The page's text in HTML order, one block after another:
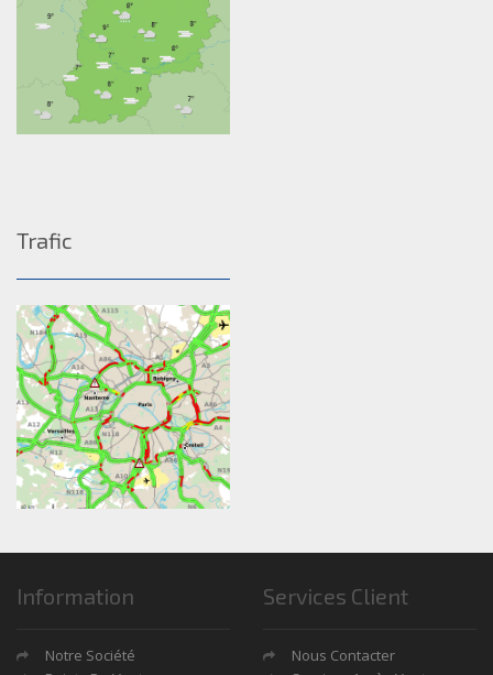
Trafic
Information
Notre Société
Services Client
Nous Contacter